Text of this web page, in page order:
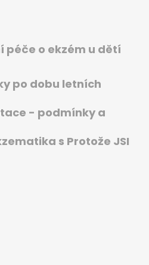
péče o ekzém u dětí
po dobu letních
- podmínky a
s Protože JSI